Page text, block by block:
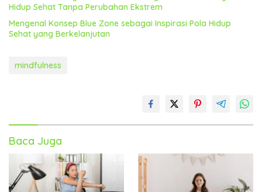
Hidup Sehat Tanpa Perubahan Ekstrem
Mengenal Konsep Blue Zone sebagai Inspirasi Pola Hidup
Sehat yang Berkelanjutan
mindfulness
Baca Juga